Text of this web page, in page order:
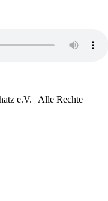
e.V. | Alle Rechte